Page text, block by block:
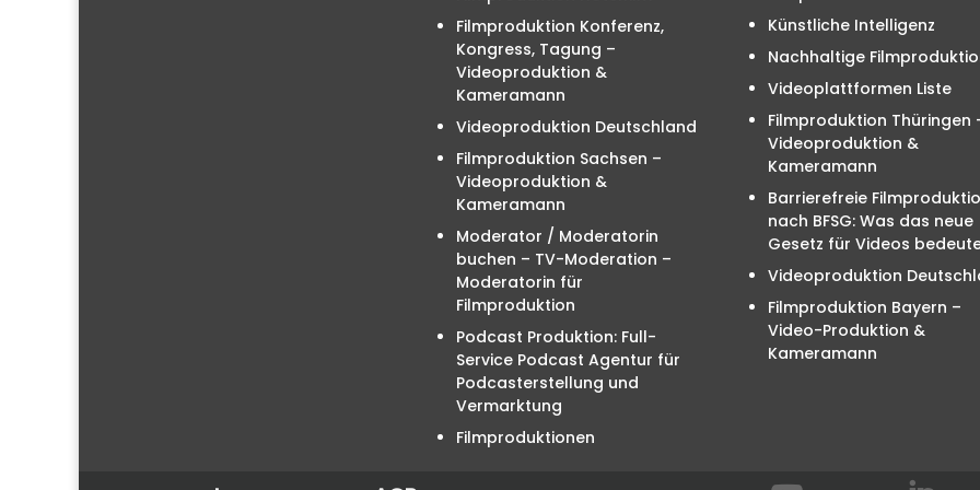
Filmproduktion Konferenz,
Kongress, Tagung –
Videoproduktion &
Kameramann
Videoproduktion Deutschland
Filmproduktion Sachsen –
Videoproduktion &
Kameramann
Moderator / Moderatorin
buchen – TV-Moderation –
Moderatorin für
Filmproduktion
Podcast Produktion: Full-
Service Podcast Agentur für
Podcasterstellung und
Vermarktung
Filmproduktionen
Künstliche Intelligenz
Nachhaltige
Videoplattformen Liste
Filmproduktion Thüringen
Videoproduktion &
Kameramann
Barrierefreie
nach BFSG: Was das neue
Gesetz für Videos
Videoproduktion
Filmproduktion Bayern –
Video-Produktion &
Kameramann